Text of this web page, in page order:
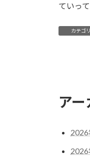
ていっ
カテゴ
ア